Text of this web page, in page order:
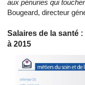
aux pénuries qui
Bougeard, directeur
Salaires de la santé
à 2015